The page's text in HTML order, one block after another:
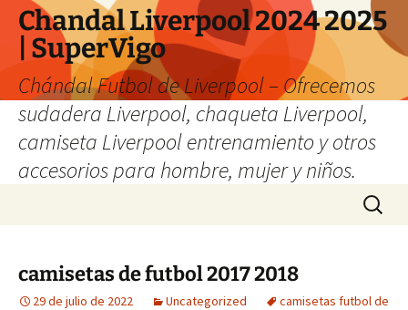
Chandal Liverpool 2024 2025
| SuperVigo
Chándal Futbol de Liverpool – Ofrecemos
sudadera Liverpool, chaqueta Liverpool,
camiseta Liverpool entrenamiento y otros
accesorios para hombre, mujer y niños.
Buscar:
camisetas de futbol 2017 2018
29 de julio de 2022 Uncategorized
camisetas futbol de